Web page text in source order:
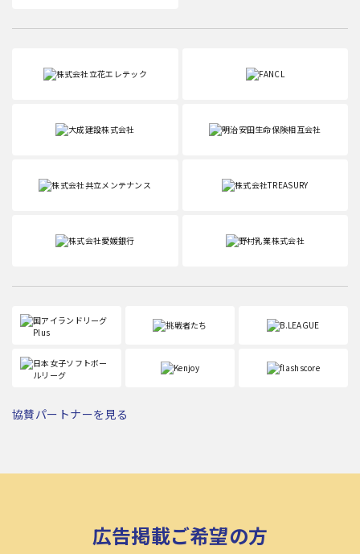
協賛パートナーを見る
広告掲載ご希望の方